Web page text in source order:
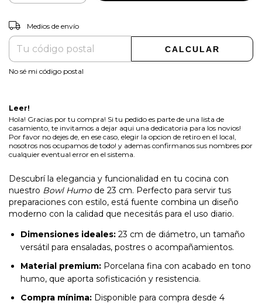
Entregas para el CP:
Medios de envío
CALCULAR
No sé mi código postal
Leer!
Hola! Gracias por tu compra! Si tu pedido es parte de una lista de
casamiento, te invitamos a dejar aqui una dedicatoria para los novios!
Por favor no dejes de, en ese caso, elegir la opcion de retiro en el local,
nosotros nos ocupamos de todo! y ademas confirmanos sus nombres por
cualquier eventual error en el sistema.
Descubrí la elegancia y funcionalidad en tu cocina con
nuestro Bowl Humode 23 cm. Perfecto para servir tus
preparaciones con estilo, está fuente combina un diseño
moderno con la calidad que necesitás para el uso diario.
Dimensiones ideales: 23 cm de diámetro, un tamaño
versátil para ensaladas, postres o acompañamientos.
Material premium: Porcelana fina con acabado en tono
humo, que aporta sofisticación y resistencia.
Compra mínima: Disponible para compra desde 4